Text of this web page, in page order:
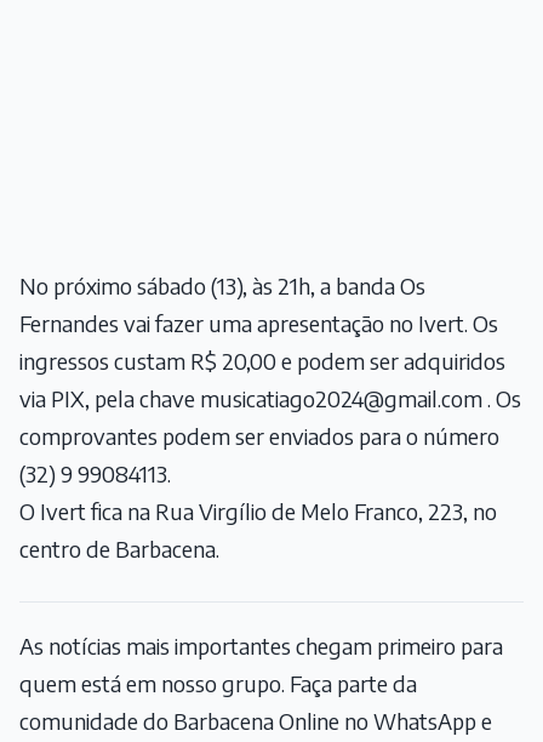
No próximo sábado (13), às 21h, a banda Os
Fernandes vai fazer uma apresentação no Ivert. Os
ingressos custam R$ 20,00 e podem ser adquiridos
via PIX, pela chave musicatiago2024@gmail.com . Os
comprovantes podem ser enviados para o número
(32) 9 99084113.
O Ivert fica na Rua Virgílio de Melo Franco, 223, no
centro de Barbacena.
As notícias mais importantes chegam primeiro para
quem está em nosso grupo. Faça parte da
comunidade do Barbacena Online no WhatsApp e